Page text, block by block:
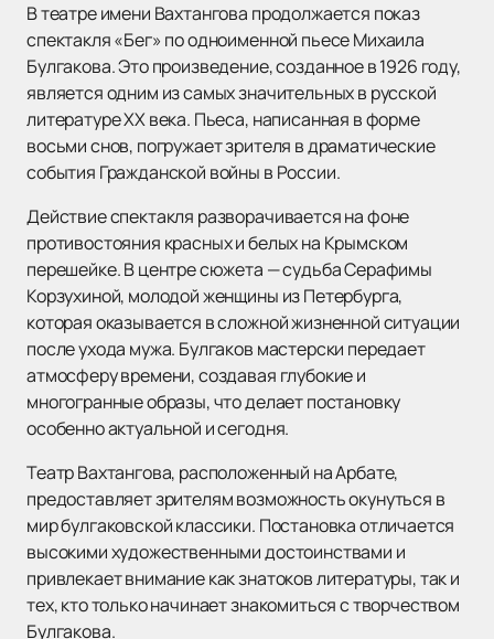
В театре имени Вахтангова продолжается показ
спектакля «Бег» по одноименной пьесе Михаила
Булгакова. Это произведение, созданное в 1926 году,
является одним из самых значительных в русской
литературе XX века. Пьеса, написанная в форме
восьми снов, погружает зрителя в драматические
события Гражданской войны в России.
Действие спектакля разворачивается на фоне
противостояния красных и белых на Крымском
перешейке. В центре сюжета — судьба Серафимы
Корзухиной, молодой женщины из Петербурга,
которая оказывается в сложной жизненной ситуации
после ухода мужа. Булгаков мастерски передает
атмосферу времени, создавая глубокие и
многогранные образы, что делает постановку
особенно актуальной и сегодня.
Театр Вахтангова, расположенный на Арбате,
предоставляет зрителям возможность окунуться в
мир булгаковской классики. Постановка отличается
высокими художественными достоинствами и
привлекает внимание как знатоков литературы, так и
тех, кто только начинает знакомиться с творчеством
Булгакова.